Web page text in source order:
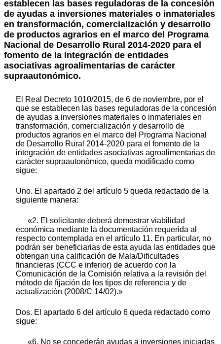
establecen las bases reguladoras de la concesión
de ayudas a inversiones materiales o inmateriales
en transformación, comercialización y desarrollo
de productos agrarios en el marco del Programa
Nacional de Desarrollo Rural 2014-2020 para el
fomento de la integración de entidades
asociativas agroalimentarias de carácter
supraautonómico.
El Real Decreto 1010/2015, de 6 de noviembre, por el
que se establecen las bases reguladoras de la concesión
de ayudas a inversiones materiales o inmateriales en
transformación, comercialización y desarrollo de
productos agrarios en el marco del Programa Nacional
de Desarrollo Rural 2014-2020 para el fomento de la
integración de entidades asociativas agroalimentarias de
carácter supraautonómico, queda modificado como
sigue:
Uno. El apartado 2 del artículo 5 queda redactado de la
siguiente manera:
«2. El solicitante deberá demostrar viabilidad
económica mediante la documentación requerida al
respecto contemplada en el artículo 11. En particular, no
podrán ser beneficiarias de esta ayuda las entidades que
obtengan una calificación de Mala/Dificultades
financieras (CCC e inferior) de acuerdo con la
Comunicación de la Comisión relativa a la revisión del
método de fijación de los tipos de referencia y de
actualización (2008/C 14/02).»
Dos. El apartado 6 del artículo 6 queda redactado como
sigue:
«6. No se concederán ayudas a inversiones iniciadas